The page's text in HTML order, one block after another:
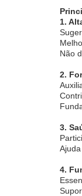
1.
Não
2.
3.
4.